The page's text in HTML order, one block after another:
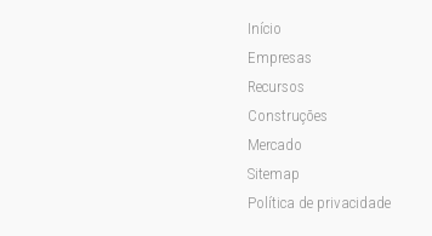
Início
Empresas
Recursos
Construções
Mercado
Sitemap
Política de privacidade